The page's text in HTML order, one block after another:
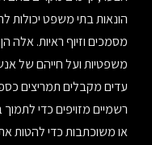
הונאות בתי משפט יכולות
מסמכים וזיוף ראיות. אלה
משפטיות ועל חייהם של
עדים מקבלים תמריצים
רשמיים מזויפים כדי
או משוכתבות כדי להטות